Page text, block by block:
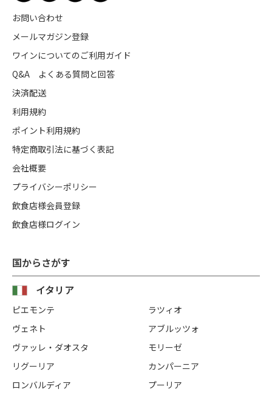
国からさがす
イタリア
ピエモンテ
ヴェネト
ヴァッレ・ダオスタ
リグーリア
ロンバルディア
ラツィオ
アブルッツォ
モリーゼ
カンパーニア
プーリア
お問い合わせ
メールマガジン登録
ワインについてのご利用ガイド
Q&A よくある質問と回答
決済配送
利用規約
ポイント利用規約
特定商取引法に基づく表記
会社概要
プライバシーポリシー
飲食店様会員登録
飲食店様ログイン